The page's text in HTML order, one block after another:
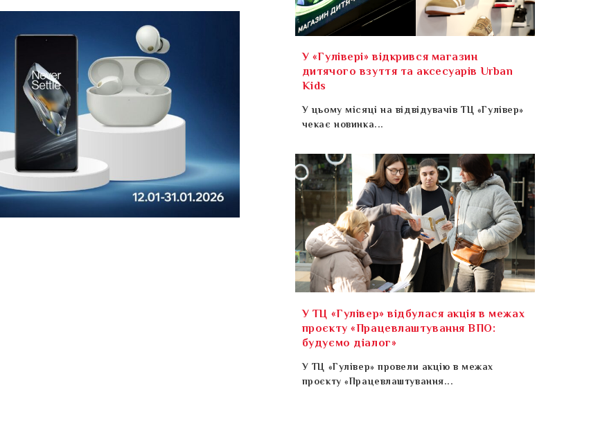
У «Гулівері» відкрився магазин
дитячого взуття та аксесуарів Urban
Kids
У цьому місяці на відвідувачів ТЦ «Гулівер»
чекає новинка...
У ТЦ «Гулівер» відбулася акція в межах
проєкту «Працевлаштування ВПО:
будуємо діалог»
У ТЦ «Гулівер» провели акцію в межах
проєкту «Працевлаштування...